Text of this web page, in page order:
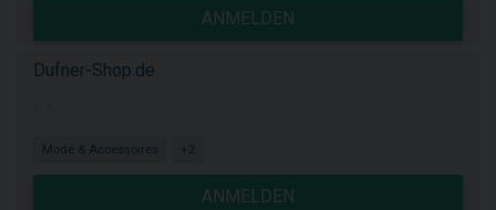
ANMELDEN
Dufner-Shop.de
Mode & Accessoires +2
ANMELDEN